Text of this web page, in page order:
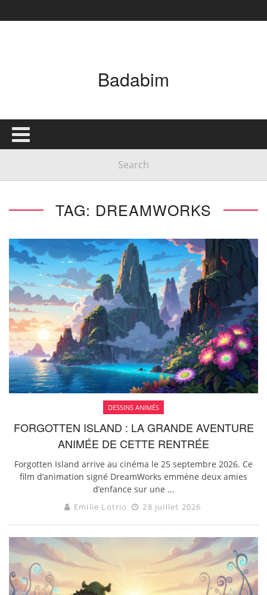
Badabim
TAG: DREAMWORKS
DESSINS ANIMÉS
FORGOTTEN ISLAND : LA GRANDE AVENTURE
ANIMÉE DE CETTE RENTRÉE
Forgotten Island arrive au cinéma le 25 septembre 2026. Ce
film d’animation signé DreamWorks emmène deux amies
d’enfance sur une ...
Emilie Lotrio 28 juillet 2026